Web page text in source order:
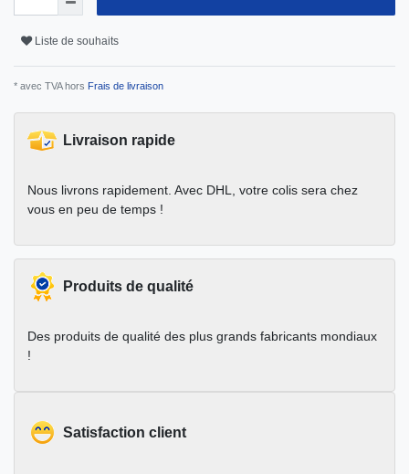
Liste de souhaits
* avec TVA hors Frais de livraison
Livraison rapide
Nous livrons rapidement. Avec DHL, votre colis sera chez
vous en peu de temps !
Produits de qualité
Des produits de qualité des plus grands fabricants mondiaux
!
Satisfaction client